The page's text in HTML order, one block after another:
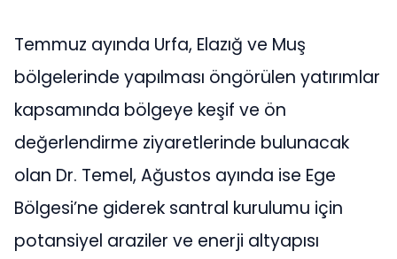
Temmuz ayında Urfa, Elazığ ve Muş
bölgelerinde yapılması öngörülen yatırımlar
kapsamında bölgeye keşif ve ön
değerlendirme ziyaretlerinde bulunacak
olan Dr. Temel, Ağustos ayında ise Ege
Bölgesi’ne giderek santral kurulumu için
potansiyel araziler ve enerji altyapısı